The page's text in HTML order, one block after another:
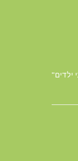
ילדים"